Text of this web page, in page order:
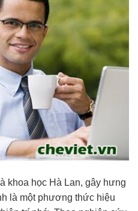
khoa học Hà Lan, gây hưng
là một phương thức hiệu